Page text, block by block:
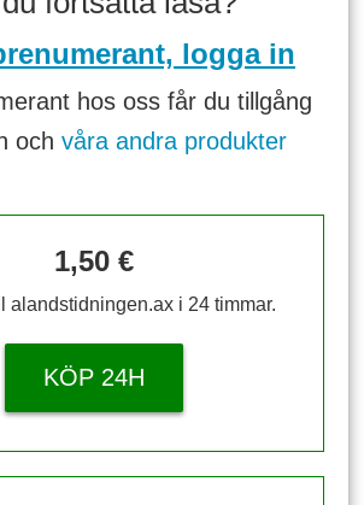
logga in
hos oss får du tillgång
och våra andra produkter
1,50 €
alandstidningen.ax i 24 timmar.
KÖP 24H